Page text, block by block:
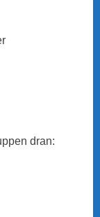
dran: